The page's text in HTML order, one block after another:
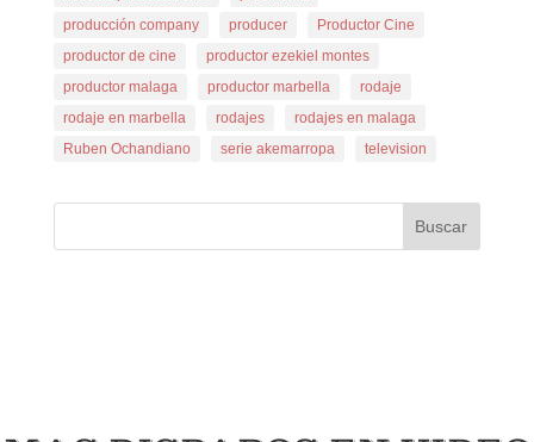
producción company
producer
Productor Cine
productor de cine
productor ezekiel montes
productor malaga
productor marbella
rodaje
rodaje en marbella
rodajes
rodajes en malaga
Ruben Ochandiano
serie akemarropa television
Buscar